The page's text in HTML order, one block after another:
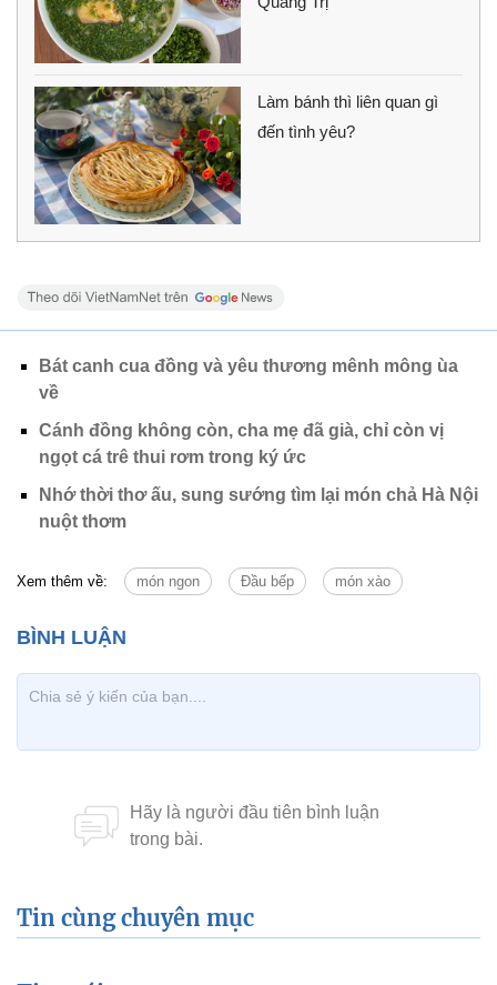
Làm bánh thì liên quan gì
đến tình yêu?
Bát canh cua đồng và yêu thương mênh mông ùa
về
Cánh đồng không còn, cha mẹ đã già, chỉ còn vị
ngọt cá trê thui rơm trong ký ức
Nhớ thời thơ ấu, sung sướng tìm lại món chả Hà Nội
nuột thơm
Xem thêm về: món ngon Đầu bếp món xào
Tin cùng chuyên mục